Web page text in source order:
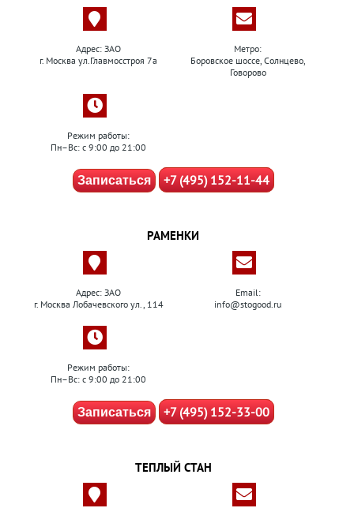
Адрес: ЗАО
г. Москва ул.Главмосстроя 7а
Метро:
Боровское шоссе, Солнцево,
Говорово
Режим работы:
Пн–Вс: с 9:00 до 21:00
Записаться +7 (495) 152-11-44
РАМЕНКИ
Адрес: ЗАО
г. Москва Лобачевского ул., 114
Email:
info@stogood.ru
Режим работы:
Пн–Вс: с 9:00 до 21:00
Записаться +7 (495) 152-33-00
ТЕПЛЫЙ СТАН